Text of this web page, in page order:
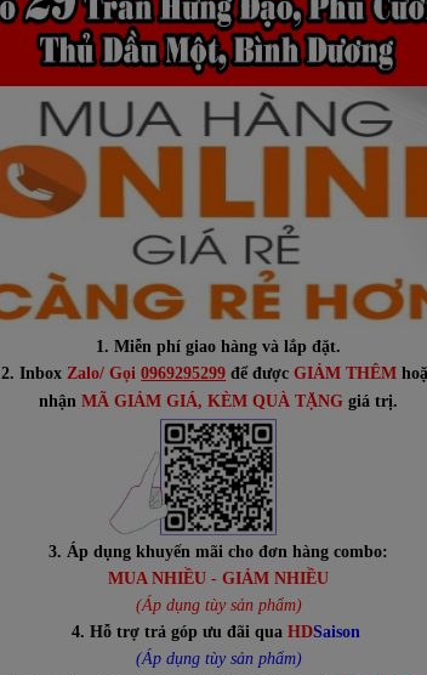
1. Miễn phí giao hàng và lắp đặt.
2. InboxZalo/ Gọi0969295299 để đượcGIẢM THÊM
nhận MÃ GIẢM GIÁ, KÈM QUÀ TẶNG giá trị.
3. Áp dụng khuyến mãi cho đơn hàng combo:
MUA NHIỀU - GIẢM NHIỀU
(Áp dụng tùy sản phẩm)
4. Hỗ trợ trả góp ưu đãi quaHDSaison
(Áp dụng tùy sản phẩm)